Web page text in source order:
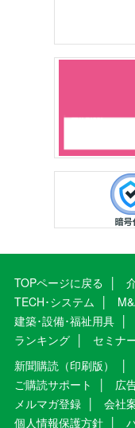
TOPページに戻る
TECH･システム
建築･設備･福祉用具
ランキング
セミナ
新聞購読（印刷版）
ご購読サポート
広
メルマガ登録
会社
個人情報保護方針